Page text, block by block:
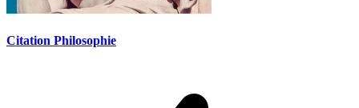
Citation Philosophie